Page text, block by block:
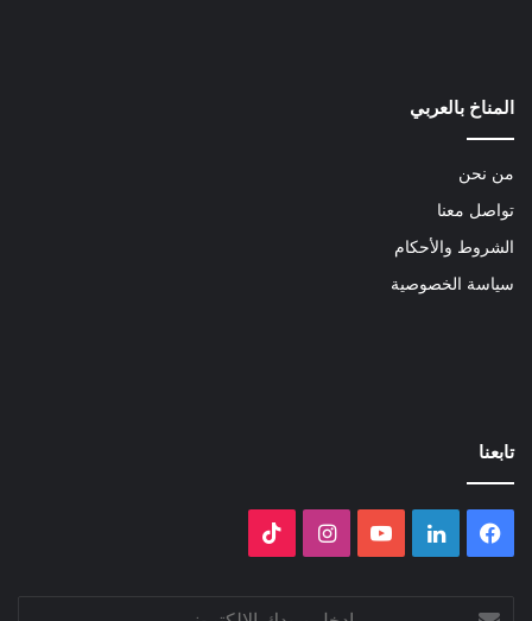
المناخ بالعربي
من نحن
تواصل معنا
الشروط والأحكام
سياسة الخصوصية
تابعنا
فيسبوك لينكدإن ‫YouTubeانستقرام